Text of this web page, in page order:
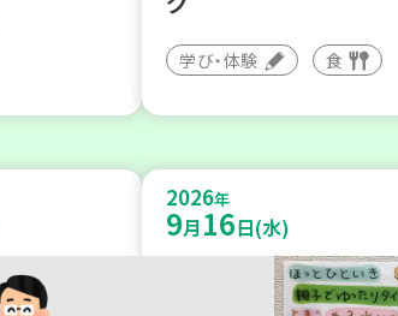
学び・体験 食
2026年
9月 16日(水)